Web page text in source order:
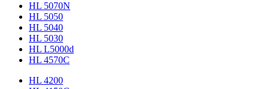
HL 5070N
HL 5050
HL 5040
HL 5030
HL L5000d
HL 4570C
HL 4200